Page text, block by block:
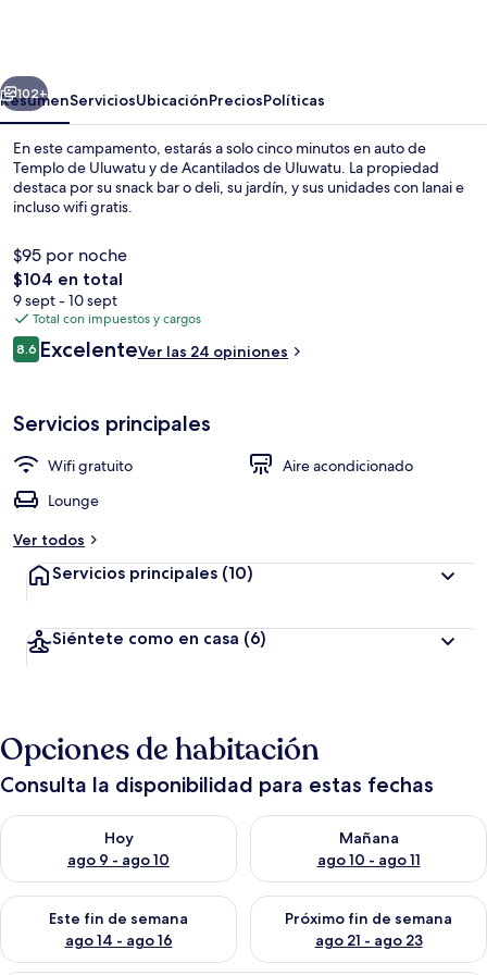
Nyang
-
Glamping
(Adults
Siguiente
102+
ResumenServiciosUbicaciónPreciosPolíticas
En este campamento, estarás a solo cinco minutos en auto de
Templo de Uluwatu y de Acantilados de Uluwatu. La propiedad
destaca por su snack bar o deli, su jardín, y sus unidades con lanai e
incluso wifi gratis.
$95 por noche
El
precio
total
es
de
$104 en total
9 sept - 10 sept
Total con impuestos y cargos
Opiniones
8.68.6 de 10,
ExcelenteVer las 24 opiniones
Servicios principales
Wifi gratuito
Aire acondicionado
Lounge
Ver todos
Servicios principales (10)
Siéntete como en casa (6)
Opciones de habitación
Consulta la disponibilidad para estas fechas
Hoy
ago 9 - ago 10
Consulta la disponibilidad para hoy ago 9 - ago 10
Mañana
ago 10 - ago 11
Consulta la disponibilidad
Este fin de semana
ago 14 - ago 16
Consulta la disponibilidad para este fin de semana ago 14 -
Próximo fin de semana
ago 21 - ago 23
Consulta la disponibilidad